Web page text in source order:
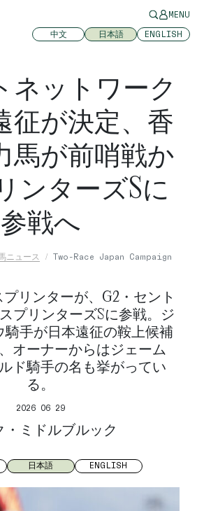
MENU
中文 日本語 ENGLISH
ネットワーク
征が決定、香
馬が前哨戦か
ンターズSに
参戦へ
ニュース Two-Race Japan Campaign
リンターが、G2・セント
プリンターズSに参戦。ジ
騎手が日本遠征の鞍上候補
オーナーからはジェーム
ド騎手の名も挙がってい
る。
2026 06 29
・ミドルブルック
日本語 ENGLISH